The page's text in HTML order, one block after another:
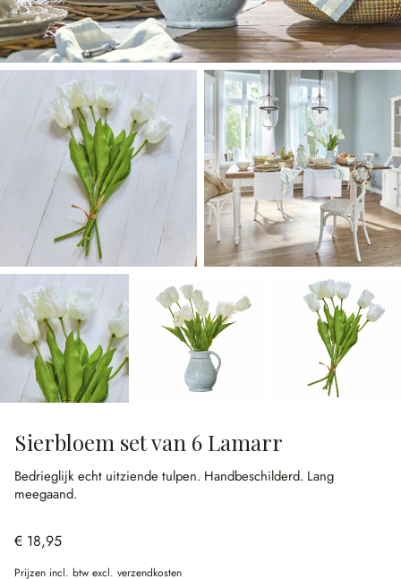
Sierbloem set van 6 Lamarr
Bedrieglijk echt uitziende tulpen. Handbeschilderd. Lang
meegaand.
€ 18,95
Prijzen incl. btw excl. verzendkosten